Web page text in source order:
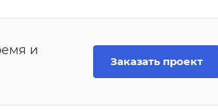
и
Заказать проект